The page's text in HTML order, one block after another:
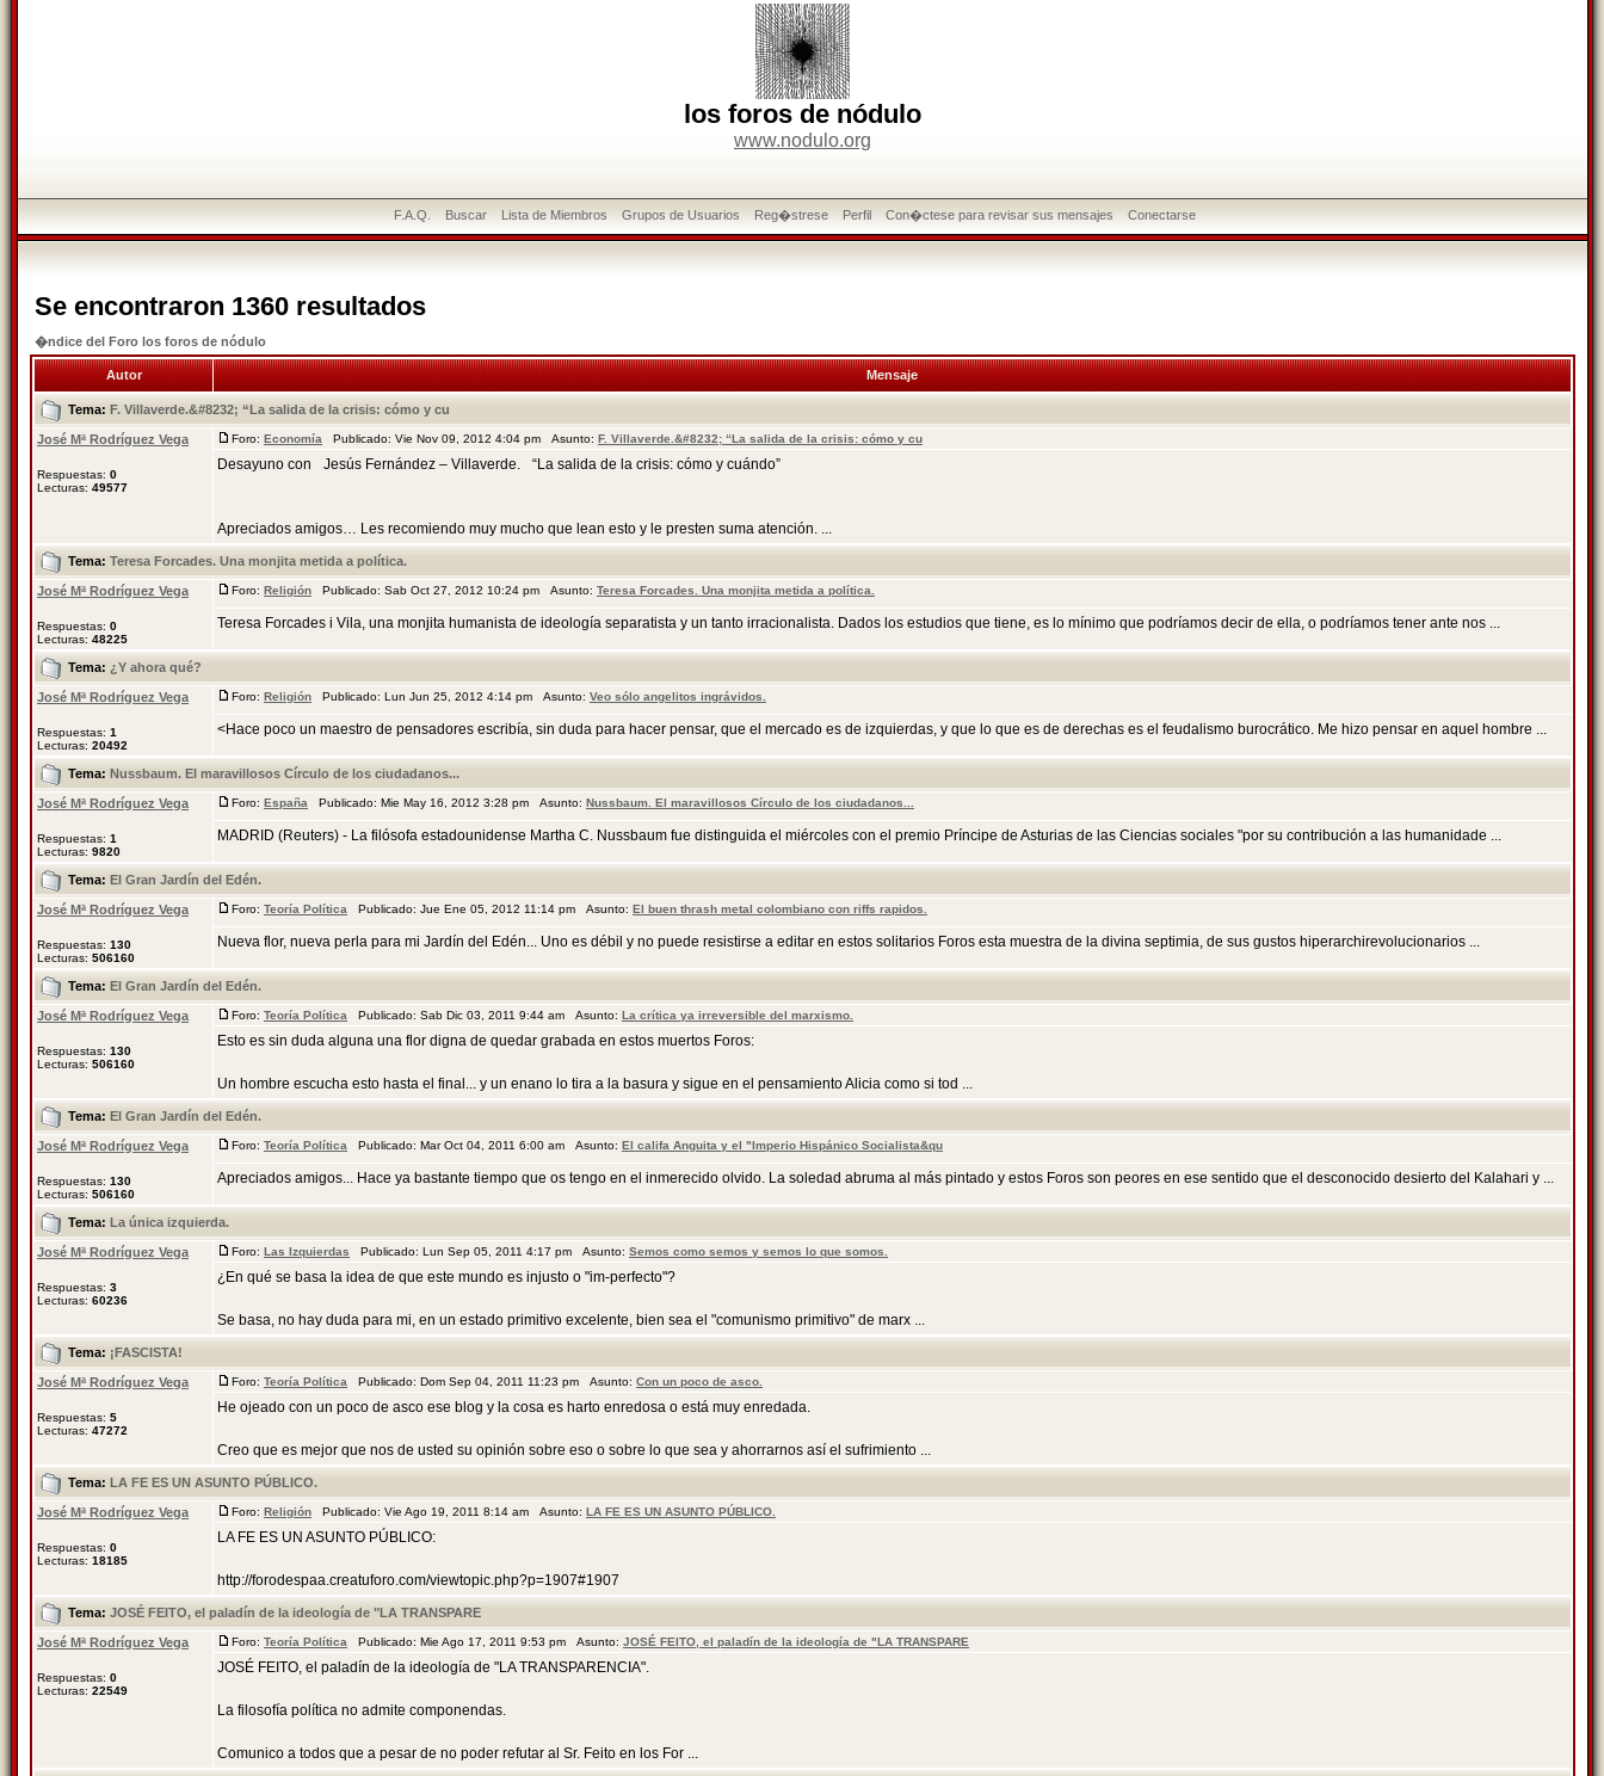
los foros de nódulo
www.nodulo.org
F.A.Q. Buscar Lista de Miembros Grupos de Usuarios Reg�strese Perfil Con�ctese para revisar sus mensajes Conectarse
Se encontraron 1360 resultados
�ndice del Foro los foros de nódulo
Autor Mensaje
Tema: F. Villaverde.&#8232; “La salida de la crisis: cómo y cu
José Mª Rodríguez Vega
Respuestas: 0
Lecturas: 49577
Foro: Economía Publicado: Vie Nov 09, 2012 4:04 pm Asunto: F. Villaverde.&#8232; “La salida de la crisis: cómo y cu
Desayuno con Jesús Fernández – Villaverde. “La salida de la crisis: cómo y cuándo”
Apreciados amigos… Les recomiendo muy mucho que lean esto y le presten suma atención. ...
Tema: Teresa Forcades. Una monjita metida a política.
José Mª Rodríguez Vega
Respuestas: 0
Lecturas: 48225
Foro: Religión Publicado: Sab Oct 27, 2012 10:24 pm Asunto: Teresa Forcades. Una monjita metida a política.
Teresa Forcades i Vila, una monjita humanista de ideología separatista y un tanto irracionalista. Dados los estudios que tiene, es lo mínimo que podríamos decir de ella, o podríamos tener ante nos ...
Tema: ¿Y ahora qué?
José Mª Rodríguez Vega
Respuestas: 1
Lecturas: 20492
Foro: Religión Publicado: Lun Jun 25, 2012 4:14 pm Asunto: Veo sólo angelitos ingrávidos.
<Hace poco un maestro de pensadores escribía, sin duda para hacer pensar, que el mercado es de izquierdas, y que lo que es de derechas es el feudalismo burocrático. Me hizo pensar en aquel hombre ...
Tema: Nussbaum. El maravillosos Círculo de los ciudadanos...
José Mª Rodríguez Vega
Respuestas: 1
Lecturas: 9820
Foro: España Publicado: Mie May 16, 2012 3:28 pm Asunto: Nussbaum. El maravillosos Círculo de los ciudadanos...
MADRID (Reuters) - La filósofa estadounidense Martha C. Nussbaum fue distinguida el miércoles con el premio Príncipe de Asturias de las Ciencias sociales "por su contribución a las humanidade ...
Tema: El Gran Jardín del Edén.
José Mª Rodríguez Vega
Respuestas: 130
Lecturas: 506160
Foro: Teoría Política Publicado: Jue Ene 05, 2012 11:14 pm Asunto: El buen thrash metal colombiano con riffs rapidos.
Nueva flor, nueva perla para mi Jardín del Edén... Uno es débil y no puede resistirse a editar en estos solitarios Foros esta muestra de la divina septimia, de sus gustos hiperarchirevolucionarios ...
Tema: El Gran Jardín del Edén.
José Mª Rodríguez Vega
Respuestas: 130
Lecturas: 506160
Foro: Teoría Política Publicado: Sab Dic 03, 2011 9:44 am Asunto: La crítica ya irreversible del marxismo.
Esto es sin duda alguna una flor digna de quedar grabada en estos muertos Foros:
Un hombre escucha esto hasta el final... y un enano lo tira a la basura y sigue en el pensamiento Alicia como si tod ...
Tema: El Gran Jardín del Edén.
José Mª Rodríguez Vega
Respuestas: 130
Lecturas: 506160
Foro: Teoría Política Publicado: Mar Oct 04, 2011 6:00 am Asunto: El califa Anguita y el "Imperio Hispánico Socialista&qu
Apreciados amigos... Hace ya bastante tiempo que os tengo en el inmerecido olvido. La soledad abruma al más pintado y estos Foros son peores en ese sentido que el desconocido desierto del Kalahari y ...
Tema: La única izquierda.
José Mª Rodríguez Vega
Respuestas: 3
Lecturas: 60236
Foro: Las Izquierdas Publicado: Lun Sep 05, 2011 4:17 pm Asunto: Semos como semos y semos lo que somos.
¿En qué se basa la idea de que este mundo es injusto o "im-perfecto"?
Se basa, no hay duda para mi, en un estado primitivo excelente, bien sea el "comunismo primitivo" de marx ...
Tema: ¡FASCISTA!
José Mª Rodríguez Vega
Respuestas: 5
Lecturas: 47272
Foro: Teoría Política Publicado: Dom Sep 04, 2011 11:23 pm Asunto: Con un poco de asco.
He ojeado con un poco de asco ese blog y la cosa es harto enredosa o está muy enredada.
Creo que es mejor que nos de usted su opinión sobre eso o sobre lo que sea y ahorrarnos así el sufrimiento ...
Tema: LA FE ES UN ASUNTO PÚBLICO.
José Mª Rodríguez Vega
Respuestas: 0
Lecturas: 18185
Foro: Religión Publicado: Vie Ago 19, 2011 8:14 am Asunto: LA FE ES UN ASUNTO PÚBLICO.
LA FE ES UN ASUNTO PÚBLICO:
http://forodespaa.creatuforo.com/viewtopic.php?p=1907#1907
Tema: JOSÉ FEITO, el paladín de la ideología de "LA TRANSPARE
José Mª Rodríguez Vega
Respuestas: 0
Lecturas: 22549
Foro: Teoría Política Publicado: Mie Ago 17, 2011 9:53 pm Asunto: JOSÉ FEITO, el paladín de la ideología de "LA TRANSPARE
JOSÉ FEITO, el paladín de la ideología de "LA TRANSPARENCIA".
La filosofía política no admite componendas.
Comunico a todos que a pesar de no poder refutar al Sr. Feito en los For ...